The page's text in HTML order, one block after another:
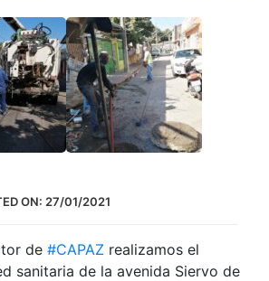
ON: 27/01/2021
de #CAPAZ realizamos el
sanitaria de la avenida Siervo de